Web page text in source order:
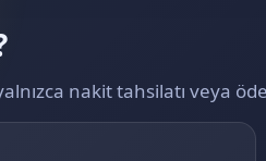
nakit tahsilatı veya